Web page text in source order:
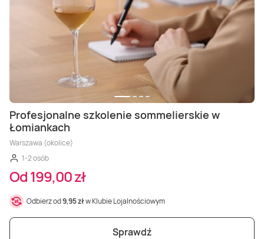
Profesjonalne szkolenie sommelierskie w
Łomiankach
Warszawa (okolice)
1-2 osób
Od 199,00 zł
Odbierz od9,95 złw Klubie Lojalnościowym
Sprawdź